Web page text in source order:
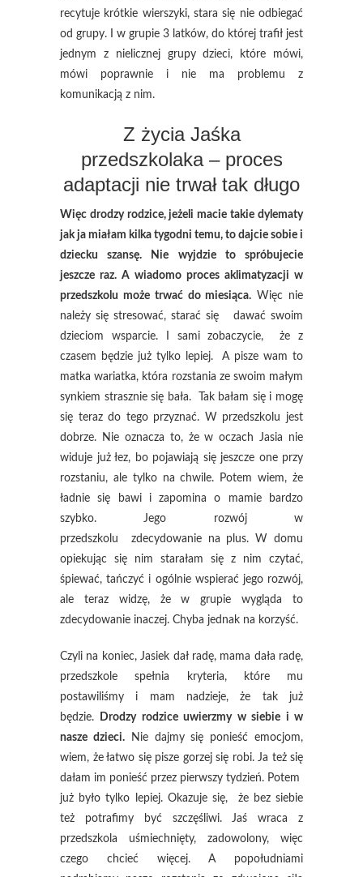
recytuje krótkie wierszyki, stara się nie odbiegać
od grupy. I w grupie 3 latków, do której trafił jest
jednym z nielicznej grupy dzieci, które mówi,
mówi poprawnie i nie ma problemu z
komunikacją z nim.
Z życia Jaśka
przedszkolaka – proces
adaptacji nie trwał tak długo
Więc drodzy rodzice, jeżeli macie takie dylematy
jak ja miałam kilka tygodni temu, to dajcie sobie i
dziecku szansę. Nie wyjdzie to spróbujecie
jeszcze raz. A wiadomo proces aklimatyzacji w
przedszkolu może trwać do miesiąca. Więc nie
należy się stresować, starać się dawać swoim
dzieciom wsparcie. I sami zobaczycie, że z
czasem będzie już tylko lepiej. A pisze wam to
matka wariatka, która rozstania ze swoim małym
synkiem strasznie się bała. Tak bałam się i mogę
się teraz do tego przyznać. W przedszkolu jest
dobrze. Nie oznacza to, że w oczach Jasia nie
widuje już łez, bo pojawiają się jeszcze one przy
rozstaniu, ale tylko na chwile. Potem wiem, że
ładnie się bawi i zapomina o mamie bardzo
szybko. Jego rozwój w
przedszkolu zdecydowanie na plus. W domu
opiekując się nim starałam się z nim czytać,
śpiewać, tańczyć i ogólnie wspierać jego rozwój,
ale teraz widzę, że w grupie wygląda to
zdecydowanie inaczej. Chyba jednak na korzyść.
Czyli na koniec, Jasiek dał radę, mama dała radę,
przedszkole spełnia kryteria, które mu
postawiliśmy i mam nadzieje, że tak już
będzie.
Drodzy rodzice uwierzmy w siebie i w
nasze dzieci.Nie dajmy się ponieść emocjom,
wiem, że łatwo się pisze gorzej się robi. Ja też się
dałam im ponieść przez pierwszy tydzień. Potem
już było tylko lepiej. Okazuje się, że bez siebie
też potrafimy być szczęśliwi. Jaś wraca z
przedszkola uśmiechnięty, zadowolony, więc
czego chcieć więcej. A popołudniami